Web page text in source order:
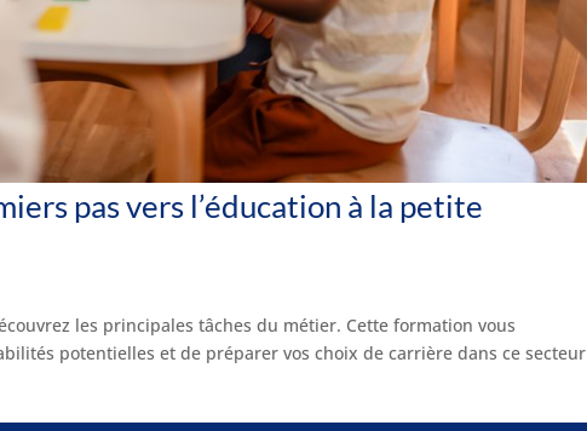
pas vers l’éducation à la petite
les principales tâches du métier. Cette formation vous
potentielles et de préparer vos choix de carrière dans ce secteur